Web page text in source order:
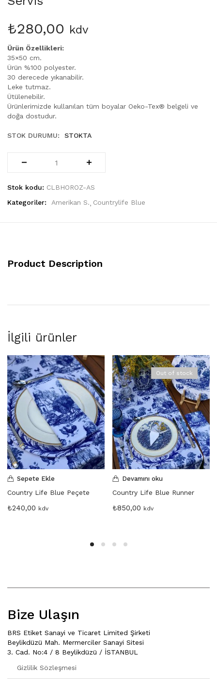
₺280,00 kdv
Ürün Özellikleri:
35×50 cm.
Ürün %100 polyester.
30 derecede yıkanabilir.
Leke tutmaz.
Ütülenebilir.
Ürünlerimizde kullanılan tüm boyalar Oeko-Tex® belgeli ve
doğa dostudur.
STOK DURUMU: STOKTA
Stok kodu: CLBHOROZ-AS
Kategoriler:
Amerikan S. Countrylife Blue
Product Description
İlgili ürünler
Sepete Ekle
Country Life Blue Peçete
₺240,00 kdv
Out of stock
Devamını oku
Country Life Blue Runner
₺850,00 kdv
Bize Ulaşın
BRS Etiket Sanayi ve Ticaret Limited Şirketi
Beylikdüzü Mah. Mermerciler Sanayi Sitesi
3. Cad. No:4 / 8 Beylikdüzü / İSTANBUL
Gizlilik Sözleşmesi